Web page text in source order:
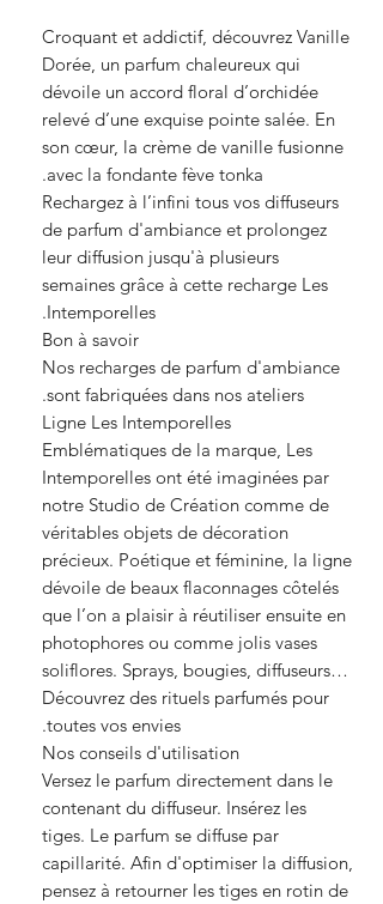
Croquant et addictif, découvrez Vanille
Dorée, un parfum chaleureux qui
dévoile un accord floral d’orchidée
relevé d’une exquise pointe salée. En
son cœur, la crème de vanille fusionne
avec la fondante fève tonka.
Rechargez à l’infini tous vos diffuseurs
de parfum d'ambiance et prolongez
leur diffusion jusqu'à plusieurs
semaines grâce à cette recharge Les
Intemporelles.
Bon à savoir
Nos recharges de parfum d'ambiance
sont fabriquées dans nos ateliers.
Ligne Les Intemporelles
Emblématiques de la marque, Les
Intemporelles ont été imaginées par
notre Studio de Création comme de
véritables objets de décoration
précieux. Poétique et féminine, la ligne
dévoile de beaux flaconnages côtelés
que l’on a plaisir à réutiliser ensuite en
photophores ou comme jolis vases
soliflores. Sprays, bougies, diffuseurs…
Découvrez des rituels parfumés pour
toutes vos envies.
Nos conseils d'utilisation
Versez le parfum directement dans le
contenant du diffuseur. Insérez les
tiges. Le parfum se diffuse par
capillarité. Afin d'optimiser la diffusion,
pensez à retourner les tiges en rotin de